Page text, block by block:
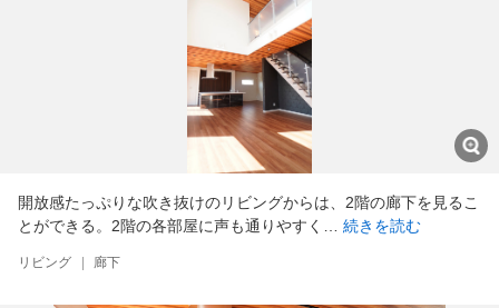
開放感たっぷりな吹き抜けのリビングからは、2階の廊下を見るこ
とができる。2階の各部屋に声も通りやすく… 続きを読む
リビング 廊下